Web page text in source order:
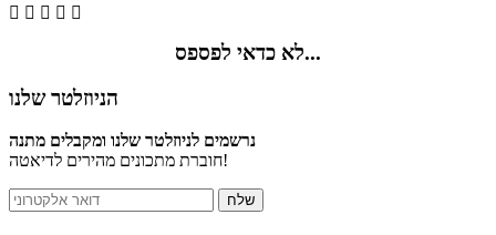
    
לא כדאי לפספס...
הניוזלטר שלנו
נרשמים לניוזלטר שלנו ומקבלים מתנה
חוברת מתכונים מהירים לדיאטה!